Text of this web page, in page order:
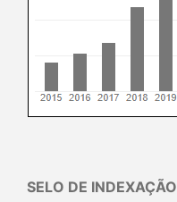
SELO DE INDEXAÇÃO